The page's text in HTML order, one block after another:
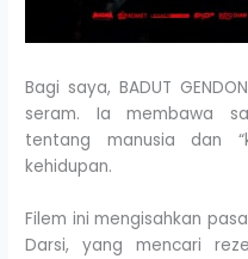
Bagi saya, BADUT
seram. Ia membawa
tentang manusia dan
kehidupan.
Filem ini mengisahkan
Darsi, yang mencari